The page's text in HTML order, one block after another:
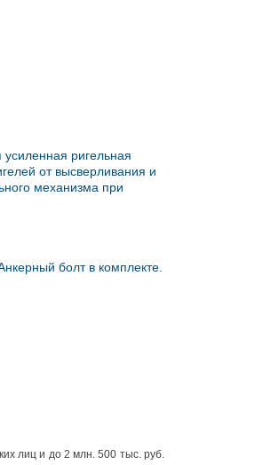
ригельная
от высверливания и
механизма при
болт в комплекте.
лиц и до 2 млн. 500 тыс. руб.